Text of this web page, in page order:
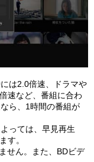
は2.0倍速、ドラマや
速など、番組に合わ
ら、1時間の番組が
っては、早見再生
す。
せん。また、BDビデ